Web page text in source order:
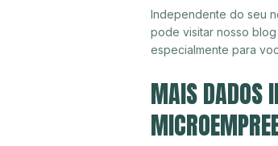
Independente do seu
pode visitar nosso
especialmente para
MAIS DADOS